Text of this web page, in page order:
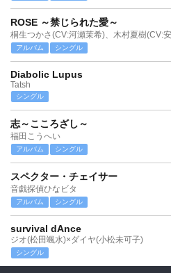
ROSE ～禁じられた愛～
アルバム シングル
Diabolic Lupus
Tatsh
シングル
志～こころざし～
福田こうへい
アルバム シングル
スペクター・チェイサー
音戯探偵ひなビタ
アルバム シングル
survival dAnce
ジオ(松田颯水)×ダイヤ(小松未可子)
シングル